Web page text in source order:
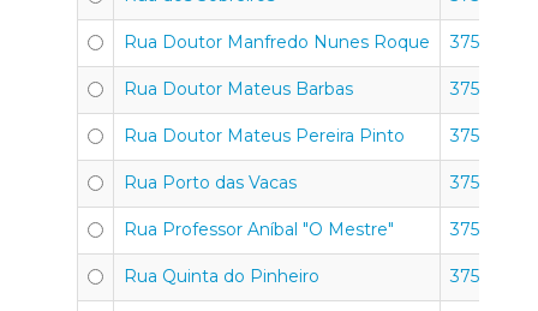
Rua Doutor Manfredo Nunes Roque 3750-351
Rua Doutor Mateus Barbas 3750-351
Rua Doutor Mateus Pereira Pinto 3750-351
Rua Porto das Vacas 3750-351
Rua Professor Aníbal "O Mestre" 3750-351
Rua Quinta do Pinheiro 3750-351